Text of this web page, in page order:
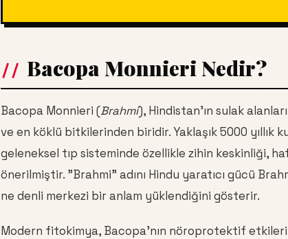
Bacopa Monnieri Nedir?
Bacopa Monnieri (Brahmi), Hindistan'ın sulak
ve en köklü bitkilerinden biridir. Yaklaşık 5000 yıllık
geleneksel tıp sisteminde özellikle zihin keskinliği,
önerilmiştir. "Brahmi" adını Hindu yaratıcı gücü
ne denli merkezi bir anlam yüklendiğini gösterir.
Modern fitokimya, Bacopa'nın nöroprotektif